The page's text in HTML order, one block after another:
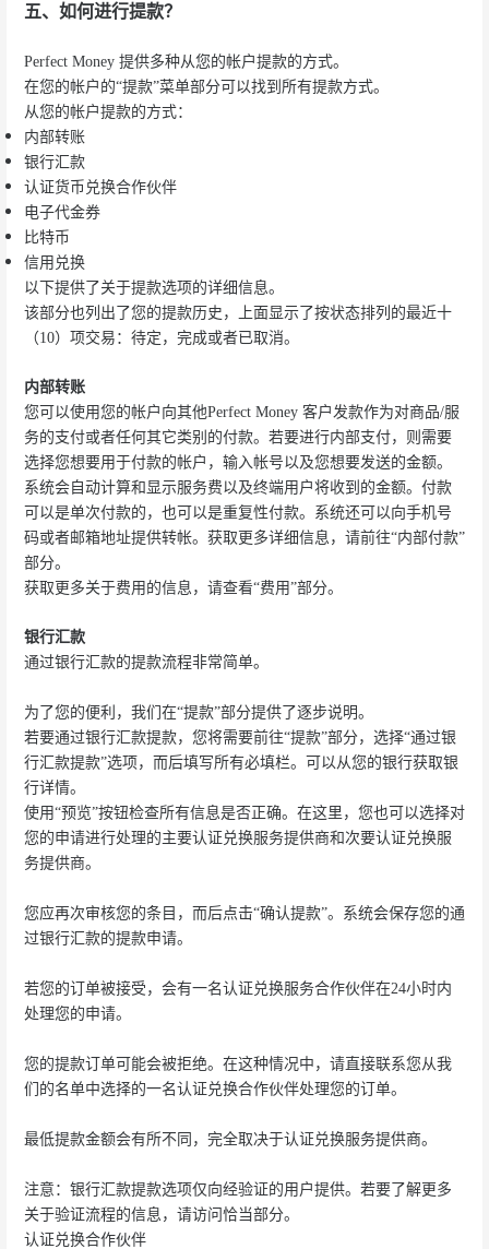
五、如何进行提款？
Perfect Money 提供多种从您的帐户提款的方式。
在您的帐户的“提款”菜单部分可以找到所有提款方式。
从您的帐户提款的方式：
内部转账
银行汇款
认证货币兑换合作伙伴
电子代金券
比特币
信用兑换
以下提供了关于提款选项的详细信息。
该部分也列出了您的提款历史，上面显示了按状态排列的最近十
（10）项交易：待定，完成或者已取消。
内部转账
您可以使用您的帐户向其他Perfect Money 客户发款作为对商品/服
务的支付或者任何其它类别的付款。若要进行内部支付，则需要
选择您想要用于付款的帐户，输入帐号以及您想要发送的金额。
系统会自动计算和显示服务费以及终端用户将收到的金额。付款
可以是单次付款的，也可以是重复性付款。系统还可以向手机号
码或者邮箱地址提供转帐。获取更多详细信息，请前往“内部付款”
部分。
获取更多关于费用的信息，请查看“费用”部分。
银行汇款
通过银行汇款的提款流程非常简单。
为了您的便利，我们在“提款”部分提供了逐步说明。
若要通过银行汇款提款，您将需要前往“提款”部分，选择“通过银
行汇款提款”选项，而后填写所有必填栏。可以从您的银行获取银
行详情。
使用“预览”按钮检查所有信息是否正确。在这里，您也可以选择对
您的申请进行处理的主要认证兑换服务提供商和次要认证兑换服
务提供商。
您应再次审核您的条目，而后点击“确认提款”。系统会保存您的通
过银行汇款的提款申请。
若您的订单被接受，会有一名认证兑换服务合作伙伴在24小时内
处理您的申请。
您的提款订单可能会被拒绝。在这种情况中，请直接联系您从我
们的名单中选择的一名认证兑换合作伙伴处理您的订单。
最低提款金额会有所不同，完全取决于认证兑换服务提供商。
注意：银行汇款提款选项仅向经验证的用户提供。若要了解更多
关于验证流程的信息，请访问恰当部分。
认证兑换合作伙伴